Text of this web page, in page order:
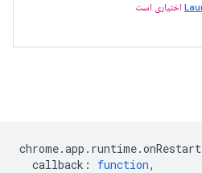
اختیاری است
chrome.app.runtime.
callback: function